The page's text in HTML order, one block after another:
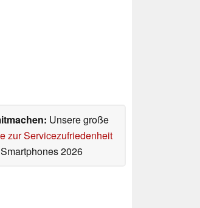
Unsere große
zur Servicezufriedenheit
2026